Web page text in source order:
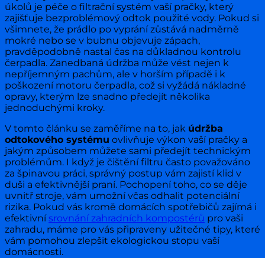
úkolů je péče o filtrační systém vaší pračky, který
zajišťuje bezproblémový odtok použité vody. Pokud si
všimnete, že prádlo po vyprání zůstává nadměrně
mokré nebo se v bubnu objevuje zápach,
pravděpodobně nastal čas na důkladnou kontrolu
čerpadla. Zanedbaná údržba může vést nejen k
nepříjemným pachům, ale v horším případě i k
poškození motoru čerpadla, což si vyžádá nákladné
opravy, kterým lze snadno předejít několika
jednoduchými kroky.
V tomto článku se zaměříme na to, jak údržba
odtokového systému ovlivňuje výkon vaší pračky a
jakým způsobem můžete sami předejít technickým
problémům. I když je čištění filtru často považováno
za špinavou práci, správný postup vám zajistí klid v
duši a efektivnější praní. Pochopení toho, co se děje
uvnitř stroje, vám umožní včas odhalit potenciální
rizika. Pokud vás kromě domácích spotřebičů zajímá i
efektivnísrovnání zahradních kompostérů pro vaši
zahradu, máme pro vás připraveny užitečné tipy, které
vám pomohou zlepšit ekologickou stopu vaší
domácnosti.